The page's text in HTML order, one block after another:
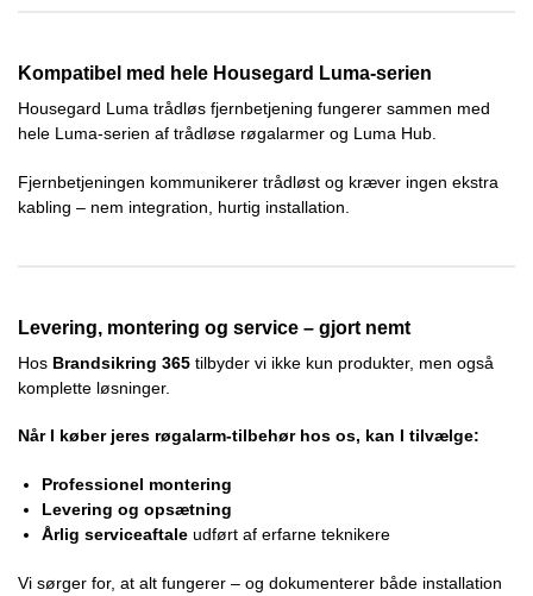
Kompatibel med hele Housegard Luma-serien
Housegard Luma trådløs fjernbetjening fungerer sammen med
hele Luma-serien af trådløse røgalarmer og Luma Hub.
Fjernbetjeningen kommunikerer trådløst og kræver ingen ekstra
kabling – nem integration, hurtig installation.
Levering, montering og service – gjort nemt
Hos Brandsikring 365 tilbyder vi ikke kun produkter, men også
komplette løsninger.
Når I køber jeres røgalarm-tilbehør hos os, kan I tilvælge:
Professionel montering
Levering og opsætning
Årlig serviceaftale udført af erfarne teknikere
Vi sørger for, at alt fungerer – og dokumenterer både installation